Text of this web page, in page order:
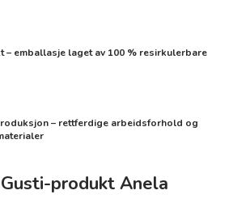
– emballasje laget av 100 % resirkulerbare
– rettferdige arbeidsforhold og
produkt Anela